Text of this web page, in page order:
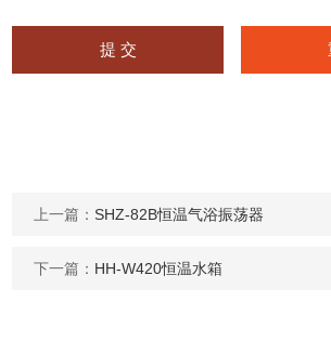
上一篇： SHZ-82B恒温气浴振荡器
下一篇： HH-W420恒温水箱